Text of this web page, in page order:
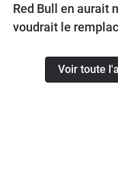
Red Bull en aurait
voudrait le
Voir toute